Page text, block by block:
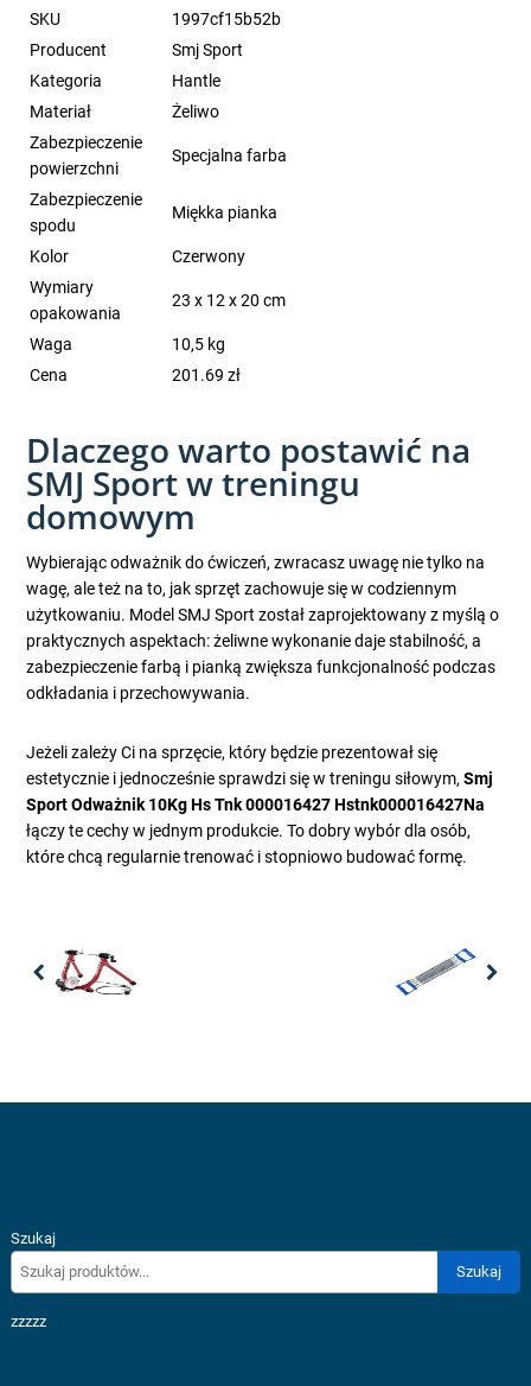
SKU
1997cf15b52b
Producent
Smj Sport
Kategoria
Hantle
Materiał
Żeliwo
Zabezpieczenie
powierzchni
Specjalna farba
Zabezpieczenie
spodu
Miękka pianka
Kolor
Czerwony
Wymiary
opakowania
23 x 12 x 20 cm
Waga
10,5 kg
Cena
201.69 zł
Dlaczego warto postawić na
SMJ Sport w treningu
domowym
Wybierając odważnik do ćwiczeń, zwracasz uwagę nie tylko na
wagę, ale też na to, jak sprzęt zachowuje się w codziennym
użytkowaniu. Model SMJ Sport został zaprojektowany z myślą o
praktycznych aspektach: żeliwne wykonanie daje stabilność, a
zabezpieczenie farbą i pianką zwiększa funkcjonalność podczas
odkładania i przechowywania.
Jeżeli zależy Ci na sprzęcie, który będzie prezentował się
estetycznie i jednocześnie sprawdzi się w treningu siłowym,Smj
Sport Odważnik 10Kg Hs Tnk 000016427 Hstnk000016427Na
łączy te cechy w jednym produkcie. To dobry wybór dla osób,
które chcą regularnie trenować i stopniowo budować formę.
Szukaj
Szukaj
zzzzz